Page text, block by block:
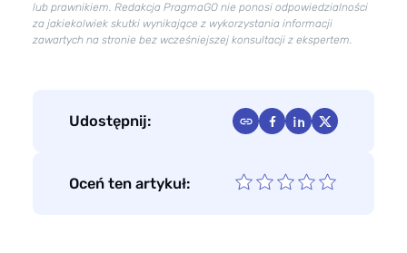
lub prawnikiem. Redakcja PragmaGO nie ponosi odpowiedzialności
za jakiekolwiek skutki wynikające z wykorzystania informacji
zawartych na stronie bez wcześniejszej konsultacji z ekspertem.
Udostępnij:
Oceń ten artykuł: